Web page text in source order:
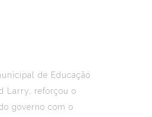
de Educação
Larry, reforçou o
governo com o